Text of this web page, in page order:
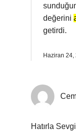
değerini
getirdi.
Haziran 24,
Hatırla